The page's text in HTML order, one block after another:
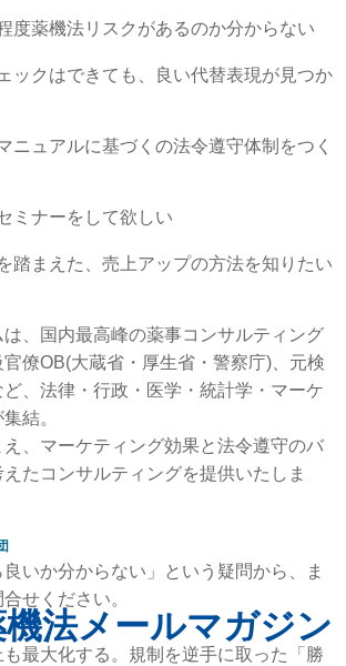
度薬機法リスクがあるのか分からない
ックはできても、良い代替表現が見つか
ニュアルに基づくの法令遵守体制をつく
ミナーをして欲しい
踏まえた、売上アップの方法を知りたい
、国内最高峰の薬事コンサルティング
僚OB(大蔵省・厚生省・警察庁)、元検
、法律・行政・医学・統計学・マーケ
結。
、マーケティング効果と法令遵守のバ
たコンサルティングを提供いたしま
良いか分からない」という疑問から、ま
せください。
法メールマガジン
最大化する。規制を逆手に取った「勝